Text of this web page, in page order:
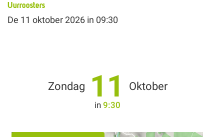
Uurroosters
De 11 oktober 2026 in 09:30
Zondag 11 Oktober
in 9:30